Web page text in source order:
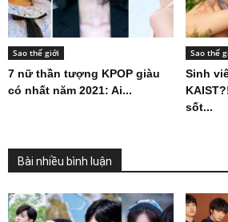
Sao thế giới
7 nữ thần tượng KPOP giàu
có nhất năm 2021: Ai...
Sao thế
Sinh
sốt...
Bài nhiều bình luận